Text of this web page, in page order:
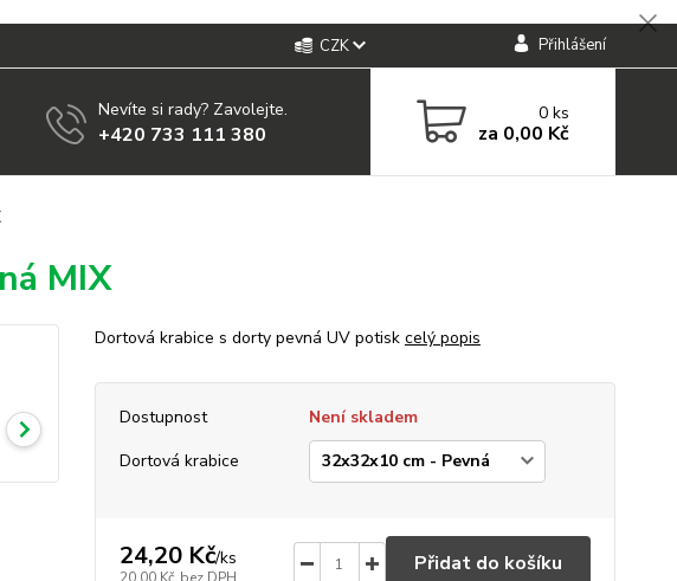
CZK Přihlášení
Nevíte si rady? Zavolejte.
+420 733 111 380
0ks
za 0,00 Kč
MIX
Dortová krabice s dorty pevná UV potisk celý popis
Dostupnost
Není skladem
Dortová krabice
24,20 Kč/ks
20,00 Kč bez DPH
Přidat do košíku